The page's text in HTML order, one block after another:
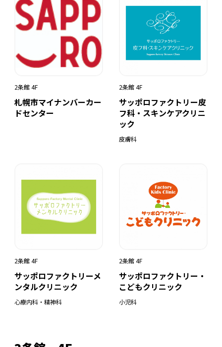
2条館 4F
札幌市マイナンバーカー
ドセンター
2条館 4F
サッポロファクトリー皮
フ科・スキンケアクリニ
ック
皮膚科
2条館 4F
サッポロファクトリーメ
ンタルクリニック
心療内科・精神科
2条館 4F
サッポロファクトリー・
こどもクリニック
小児科